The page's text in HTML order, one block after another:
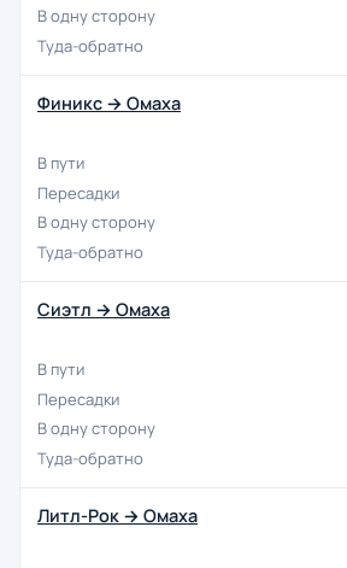
Финикс → Омаха
Сиэтл → Омаха
Литл-Рок → Омаха